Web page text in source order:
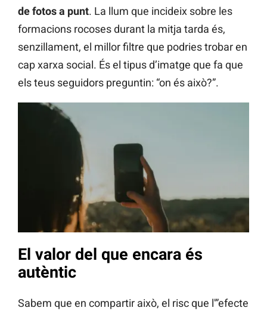
de fotos a punt. La llum que incideix sobre les
formacions rocoses durant la mitja tarda és,
senzillament, el millor filtre que podries trobar en
cap xarxa social. És el tipus d’imatge que fa que
els teus seguidors preguntin: “on és això?”.
El valor del que encara és
autèntic
Sabem que en compartir això, el risc que l'”efecte